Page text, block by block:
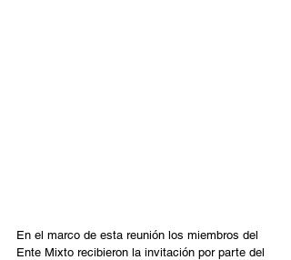
En el marco de esta reunión los miembros del
Ente Mixto recibieron la invitación por parte del